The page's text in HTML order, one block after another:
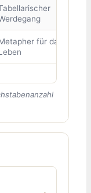
für das